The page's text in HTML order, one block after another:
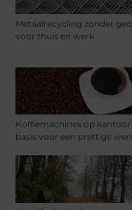
Metaalrecycling zonder
voor thuis en werk
Koffiemachines op
basis voor een prettige